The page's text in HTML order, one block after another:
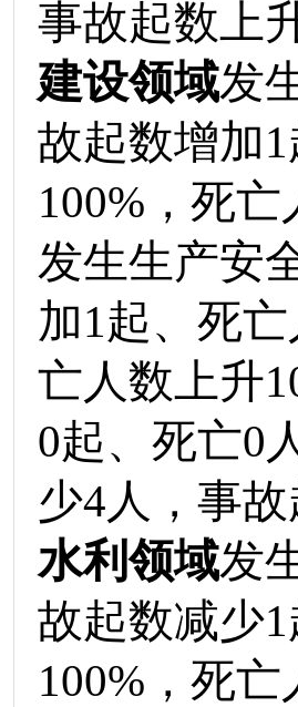
事故起数上
建设领域发
故起数增加1
100% ，死
发生生产安
加1起、死
亡人数 上升
0起、死亡0
少4人 ， 事
水利领域发
故起数减少1
100% ， 死亡